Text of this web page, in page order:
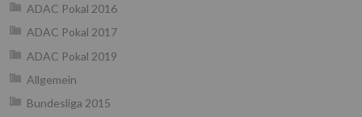
ADAC Pokal 2016
ADAC Pokal 2017
ADAC Pokal 2019
Allgemein
Bundesliga 2015